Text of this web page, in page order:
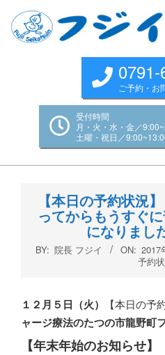
content
ご予約・お
受付時間
月・火・水・金／
土曜・祝日／
【本日の予約状
ってからもうすぐ
になりまし
BY: 院長 フジイ ON: 2017
予約
１２月５ 日（火） 【本日の予
ャージ療法のたつの市龍野町
【年末年始のお知らせ】